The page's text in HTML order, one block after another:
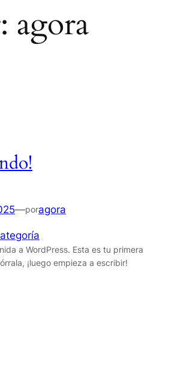
agora
—poragora
a WordPress. Esta es tu primera
¡luego empieza a escribir!